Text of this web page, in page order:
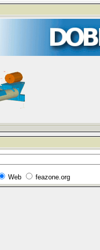
Web feazone.org